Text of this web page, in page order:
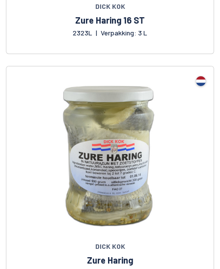
DICK KOK
Zure Haring 16 ST
2323L | Verpakking: 3 L
DICK KOK
Zure Haring